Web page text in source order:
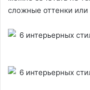
сложные оттенки